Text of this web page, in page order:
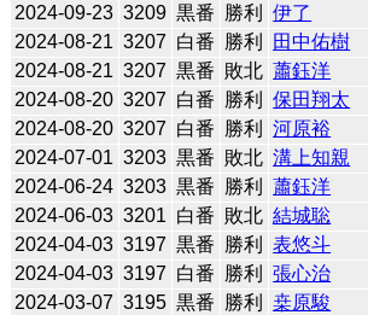
2024-09-23 3209 黒番 勝利 伊了
2024-08-21 3207 白番 勝利 田中佑樹
2024-08-21 3207 黒番 敗北 蕭鈺洋
2024-08-20 3207 白番 勝利 保田翔太
2024-08-20 3207 白番 勝利 河原裕
2024-07-01 3203 黒番 敗北 溝上知親
2024-06-24 3203 黒番 勝利 蕭鈺洋
2024-06-03 3201 白番 敗北 結城聡
2024-04-03 3197 黒番 勝利 表悠斗
2024-04-03 3197 白番 勝利 張心治
2024-03-07 3195 黒番 勝利 桒原駿